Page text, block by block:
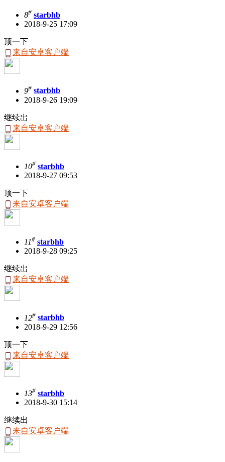
8# starbhb
2018-9-25 17:09
顶一下
来自安卓客户端
9# starbhb
2018-9-26 19:09
继续出
来自安卓客户端
10# starbhb
2018-9-27 09:53
顶一下
来自安卓客户端
11# starbhb
2018-9-28 09:25
继续出
来自安卓客户端
12# starbhb
2018-9-29 12:56
顶一下
来自安卓客户端
13# starbhb
2018-9-30 15:14
继续出
来自安卓客户端